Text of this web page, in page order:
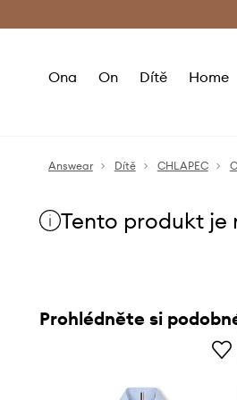
Ona On Dítě Home
Answear Dítě CHLAPEC
Tento produkt je
Prohlédněte si